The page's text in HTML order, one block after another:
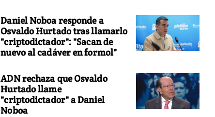
Daniel Noboa responde a
Osvaldo Hurtado tras llamarlo
"criptodictador": "Sacan de
nuevo al cadáver en formol"
ADN rechaza que Osvaldo
Hurtado llame
"criptodictador" a Daniel
Noboa